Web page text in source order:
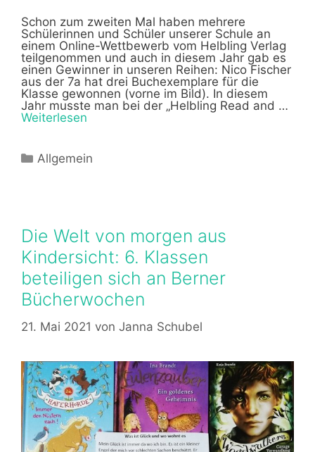
Schon zum zweiten Mal haben mehrere
Schülerinnen und Schüler unserer Schule an
einem Online-Wettbewerb vom Helbling Verlag
teilgenommen und auch in diesem Jahr gab es
einen Gewinner in unseren Reihen: Nico Fischer
aus der 7a hat drei Buchexemplare für die
Klasse gewonnen (vorne im Bild). In diesem
Jahr musste man bei der „Helbling Read and …
Weiterlesen
Kategorien
Allgemein
Die Welt von morgen aus
Kindersicht: 6. Klassen
beteiligen sich an Berner
Bücherwochen
21. Mai 2021 von Janna Schubel